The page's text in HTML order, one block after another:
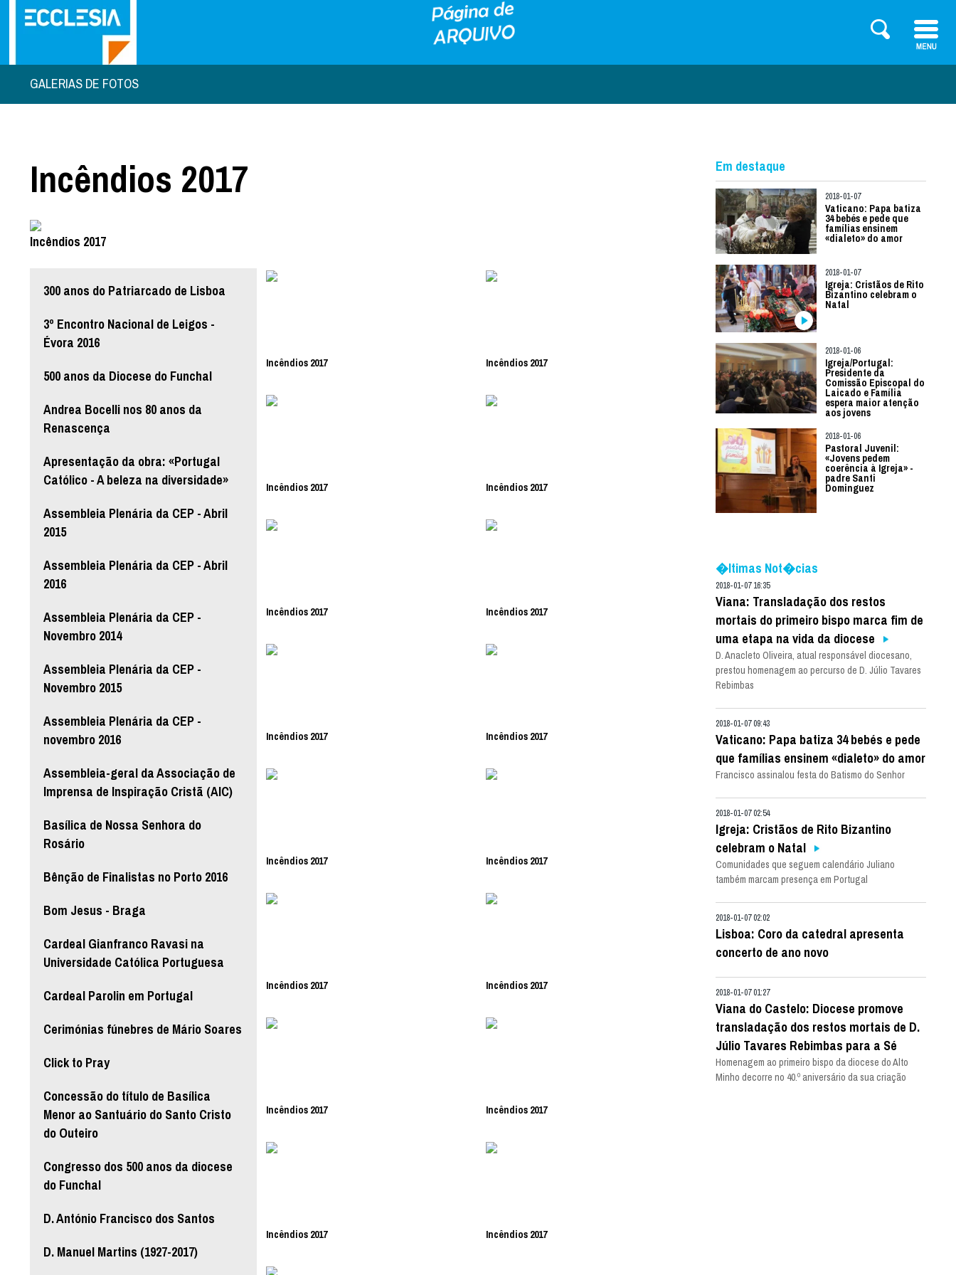
GALERIAS DE FOTOS
Incêndios 2017
Incêndios 2017
300 anos do Patriarcado de Lisboa
3º Encontro Nacional de Leigos -
Évora 2016
500 anos da Diocese do Funchal
Andrea Bocelli nos 80 anos da
Renascença
Apresentação da obra: «Portugal
Católico - A beleza na diversidade»
Assembleia Plenária da CEP - Abril
2015
Assembleia Plenária da CEP - Abril
2016
Assembleia Plenária da CEP -
Novembro 2014
Assembleia Plenária da CEP -
Novembro 2015
Assembleia Plenária da CEP -
novembro 2016
Assembleia-geral da Associação de
Imprensa de Inspiração Cristã (AIC)
Basílica de Nossa Senhora do
Rosário
Bênção de Finalistas no Porto 2016
Bom Jesus - Braga
Cardeal Gianfranco Ravasi na
Universidade Católica Portuguesa
Cardeal Parolin em Portugal
Cerimónias fúnebres de Mário Soares
Click to Pray
Concessão do título de Basílica
Menor ao Santuário do Santo Cristo
do Outeiro
Congresso dos 500 anos da diocese
do Funchal
D. António Francisco dos Santos
D. Manuel Martins (1927-2017)
Incêndios 2017 Incêndios 2017
Incêndios 2017 Incêndios 2017
Incêndios 2017 Incêndios 2017
Incêndios 2017 Incêndios 2017
Incêndios 2017 Incêndios 2017
Incêndios 2017 Incêndios 2017
Incêndios 2017 Incêndios 2017
Incêndios 2017 Incêndios 2017
Em destaque
2018-01-07
Vaticano: Papa batiza
34 bebés e pede que
famílias ensinem
«dialeto» do amor
2018-01-07
Igreja: Cristãos de Rito
Bizantino celebram o
Natal
2018-01-06
Igreja/Portugal:
Presidente da
Comissão Episcopal do
Laicado e Família
espera maior atenção
aos jovens
2018-01-06
Pastoral Juvenil:
«Jovens pedem
coerência à Igreja» -
padre Santi
Dominguez
�ltimas Not�cias
2018-01-07 16:35
Viana: Transladação dos restos
mortais do primeiro bispo marca fim de
uma etapa na vida da diocese
D. Anacleto Oliveira, atual responsável diocesano,
prestou homenagem ao percurso de D. Júlio Tavares
Rebimbas
2018-01-07 09:43
Vaticano: Papa batiza 34 bebés e pede
que famílias ensinem «dialeto» do amor
Francisco assinalou festa do Batismo do Senhor
2018-01-07 02:54
Igreja: Cristãos de Rito Bizantino
celebram o Natal
Comunidades que seguem calendário Juliano
também marcam presença em Portugal
2018-01-07 02:02
Lisboa: Coro da catedral apresenta
concerto de ano novo
2018-01-07 01:27
Viana do Castelo: Diocese promove
transladação dos restos mortais de D.
Júlio Tavares Rebimbas para a Sé
Homenagem ao primeiro bispo da diocese do Alto
Minho decorre no 40.º aniversário da sua criação